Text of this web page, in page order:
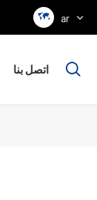
 ar
اتصل بنا 